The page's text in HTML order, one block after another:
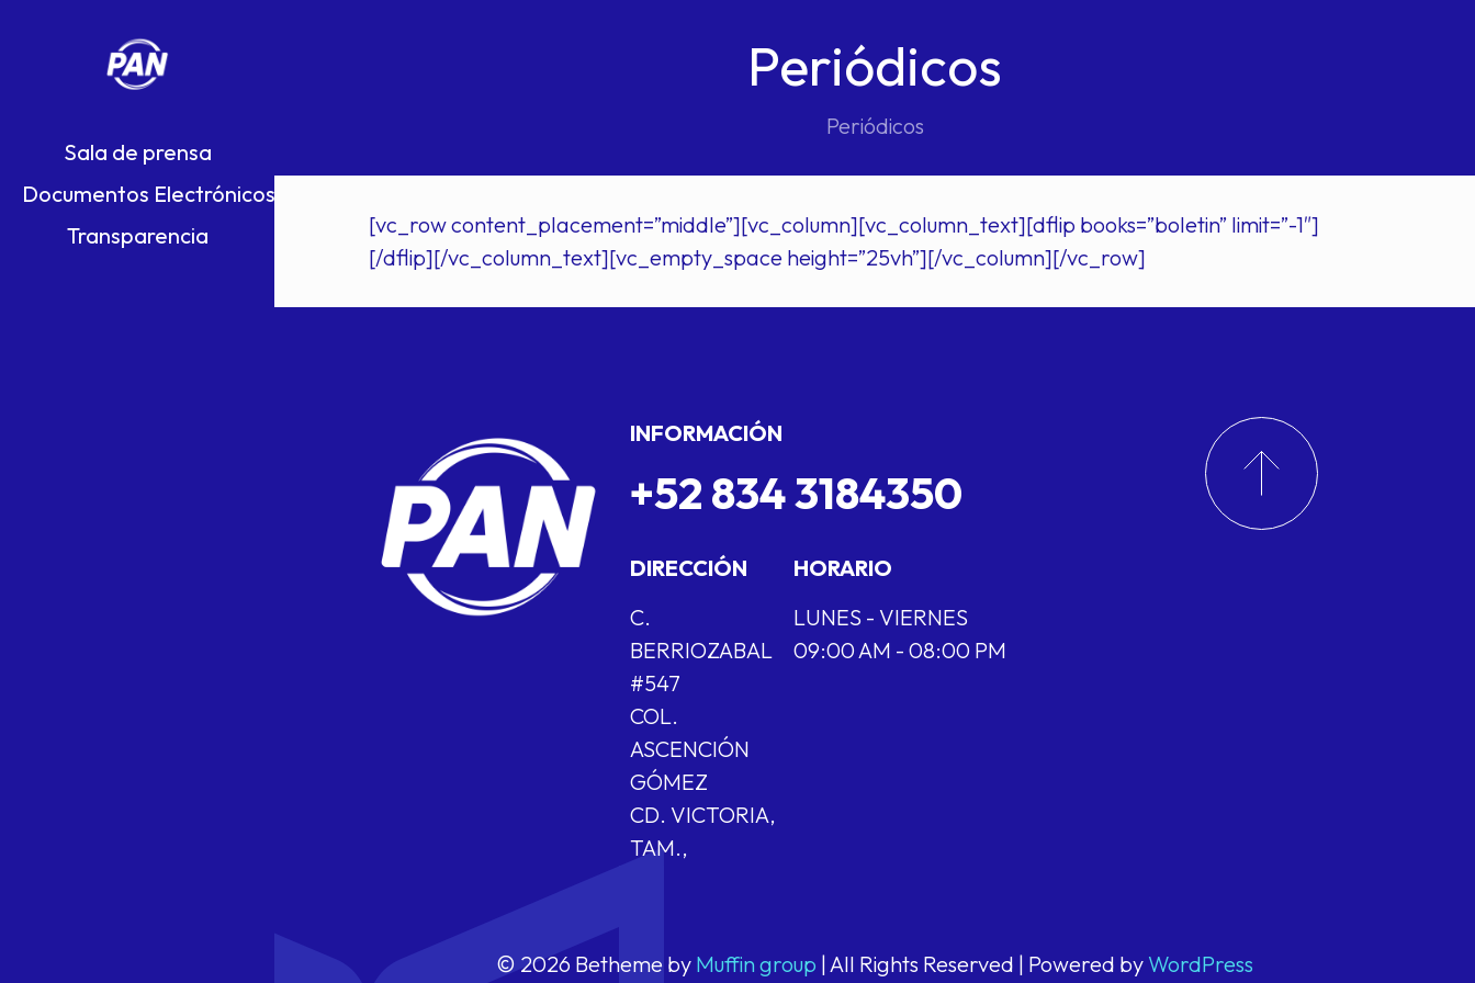
Sala de prensa
Documentos Electrónicos
Transparencia
Periódicos
Periódicos
[vc_row content_placement=”middle”][vc_column][vc_column_text][dflip books=”boletin” limit=”-1″]
[/dflip][/vc_column_text][vc_empty_space height=”25vh”][/vc_column][/vc_row]
INFORMACIÓN
+52 834 3184350
DIRECCIÓN
C.
BERRIOZABAL
#547
COL.
ASCENCIÓN
GÓMEZ
CD. VICTORIA,
TAM.,
HORARIO
LUNES - VIERNES
09:00 AM - 08:00 PM
© 2026 Betheme by Muffin group | All Rights Reserved | Powered by WordPress